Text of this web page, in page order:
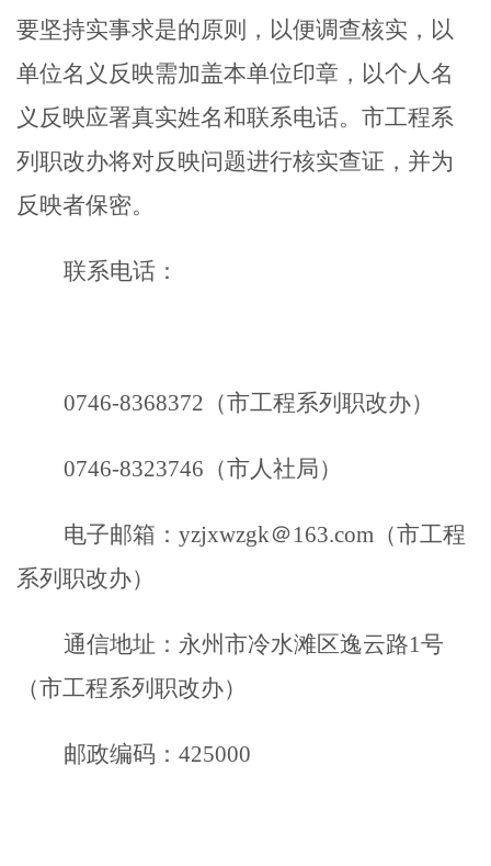
要坚持实事求是的原则，以便调查核实，以
单位名义反映需加盖本单位印章，以个人名
义反映应署真实姓名和联系电话。市工程系
列职改办将对反映问题进行核实查证，并为
反映者保密。
联系电话：
0746-8368372（市工程系列职改办）
0746-8323746（市人社局）
电子邮箱： yzjxwzgk＠163.com（市工程
系列职改办）
通信地址：永州市冷水滩区逸云路1号
（市工程系列职改办）
邮政编码： 425000